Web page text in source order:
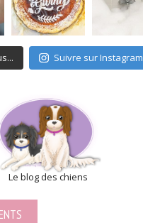
Suivre sur Instagram
Le blog des chiens